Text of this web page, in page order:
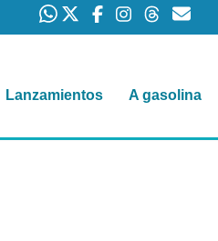
Lanzamientos A gasolina